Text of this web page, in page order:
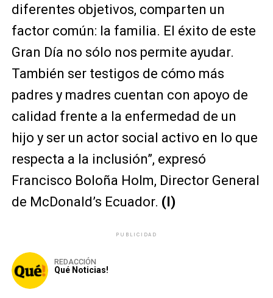
diferentes objetivos, comparten un
factor común: la familia. El éxito de este
Gran Día no sólo nos permite ayudar.
También ser testigos de cómo más
padres y madres cuentan con apoyo de
calidad frente a la enfermedad de un
hijo y ser un actor social activo en lo que
respecta a la inclusión”, expresó
Francisco Boloña Holm, Director General
de McDonald’s Ecuador. (I)
PUBLICIDAD
REDACCIÓN
Qué Noticias!